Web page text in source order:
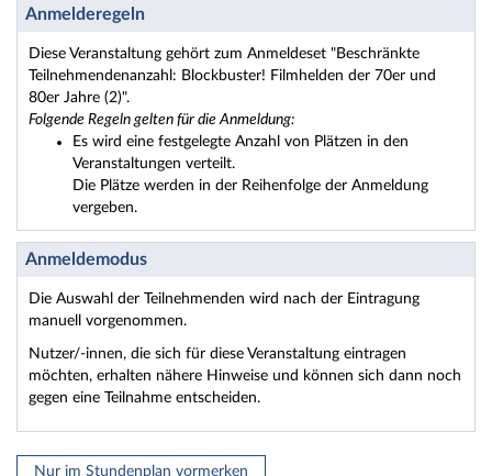
Anmelderegeln
Diese Veranstaltung gehört zum Anmeldeset "Beschränkte
Teilnehmendenanzahl: Blockbuster! Filmhelden der 70er und
80er Jahre (2)".
Folgende Regeln gelten für die Anmeldung:
Es wird eine festgelegte Anzahl von Plätzen in den
Veranstaltungen verteilt.
Die Plätze werden in der Reihenfolge der Anmeldung
vergeben.
Anmeldemodus
Die Auswahl der Teilnehmenden wird nach der Eintragung
manuell vorgenommen.
Nutzer/-innen, die sich für diese Veranstaltung eintragen
möchten, erhalten nähere Hinweise und können sich dann noch
gegen eine Teilnahme entscheiden.
Nur im Stundenplan vormerken